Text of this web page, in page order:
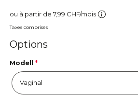
ou à partir de 7,99 CHF/mois
Taxes comprises
Options
Modell *